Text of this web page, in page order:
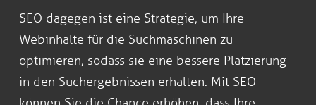
SEO dagegen ist eine Strategie, um Ihre
Webinhalte für die Suchmaschinen zu
optimieren, sodass sie eine bessere Platzierung
in den Suchergebnissen erhalten. Mit SEO